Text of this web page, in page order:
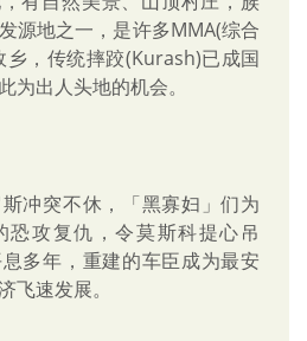
源地之一，是许多MMA(综合
乡，传统摔跤(Kurash)已成国
为出人头地的机会。
冲突不休，「黑寡妇」们为
恐攻复仇，令莫斯科提心吊
多年，重建的车臣成为最安
飞速发展。